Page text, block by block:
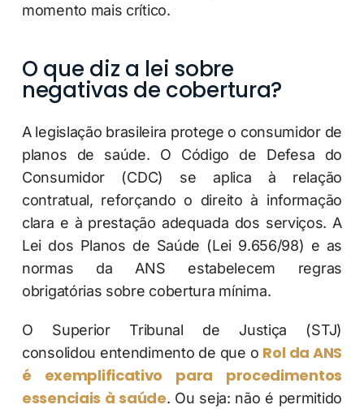
momento mais crítico.
O que diz a lei sobre
negativas de cobertura?
A legislação brasileira protege o consumidor de
planos de saúde. O Código de Defesa do
Consumidor (CDC) se aplica à relação
contratual, reforçando o direito à informação
clara e à prestação adequada dos serviços. A
Lei dos Planos de Saúde (Lei 9.656/98) e as
normas da ANS estabelecem regras
obrigatórias sobre cobertura mínima.
O Superior Tribunal de Justiça (STJ)
consolidou entendimento de que o Rol da ANS
é exemplificativo para procedimentos
essenciais à saúde. Ou seja: não é permitido